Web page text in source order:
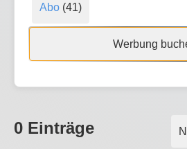
Abo(41)
Werbung
0 Einträge